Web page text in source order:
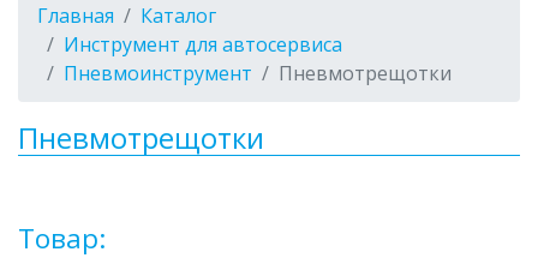
Главная
Каталог
Инструмент для автосервиса
Пневмоинструмент
Пневмотрещотки
Пневмотрещотки
Товар: